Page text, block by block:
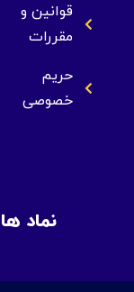
قوانین و
مقررات
حریم
خصوصی
نماد ها